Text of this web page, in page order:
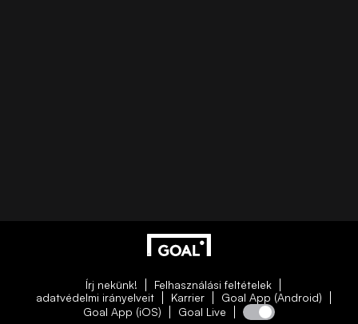
Írj nekünk!
Felhasználási feltételek
adatvédelmi irányelveit
Karrier
Goal App (Android)
Goal App (iOS)
Goal Live